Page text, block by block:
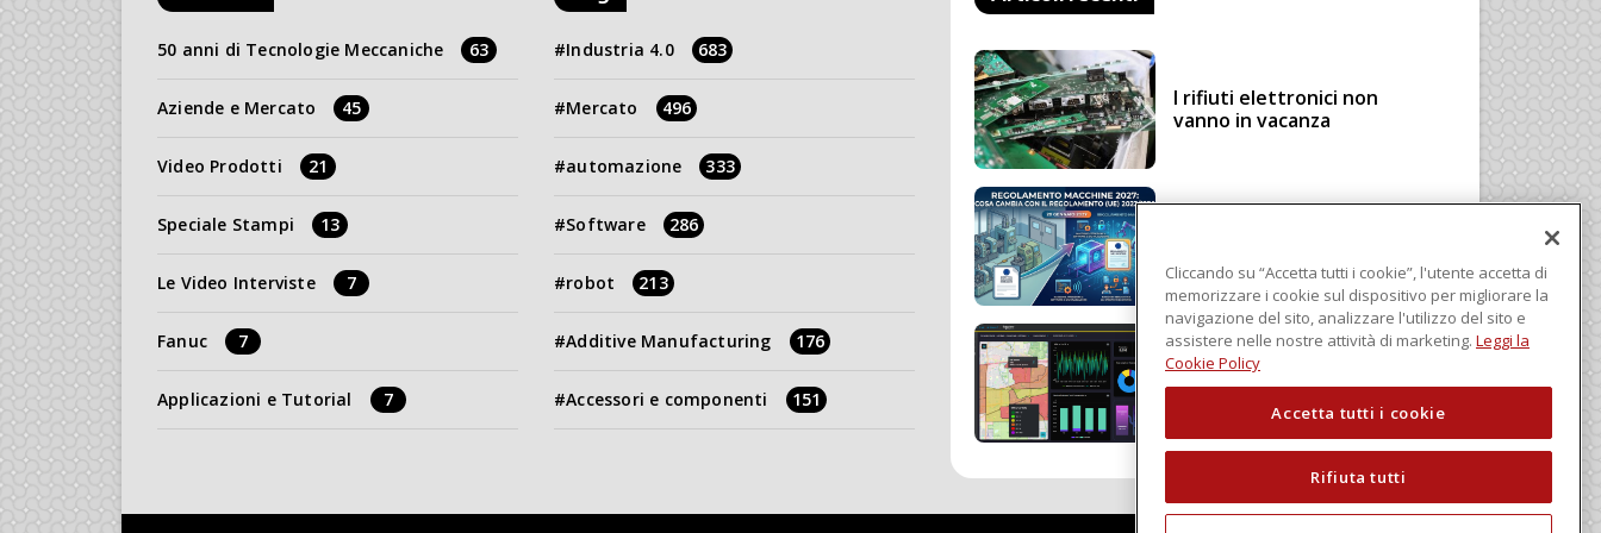
50 anni di Tecnologie Meccaniche 63
Aziende e Mercato 45
Video Prodotti 21
Speciale Stampi 13
Le Video Interviste 7
Fanuc 7
Applicazioni e Tutorial 7
Industria 4.0 683
Mercato 496
automazione 333
Software 286
robot 213
Additive Manufacturing 176
Accessori e componenti 151
I rifiuti elettronici non
vanno in vacanza
Regolamento Macchine
2023/1230
Schneider Electric, una
piattaforma di intelligenza
Cliccando su “Accetta tutti i cookie”, l'utente accetta di
memorizzare i cookie sul dispositivo per migliorare la
navigazione del sito, analizzare l'utilizzo del sito e
assistere nelle nostre attività di marketing. Leggi la
Cookie Policy
Accetta tutti i cookie
Rifiuta tutti